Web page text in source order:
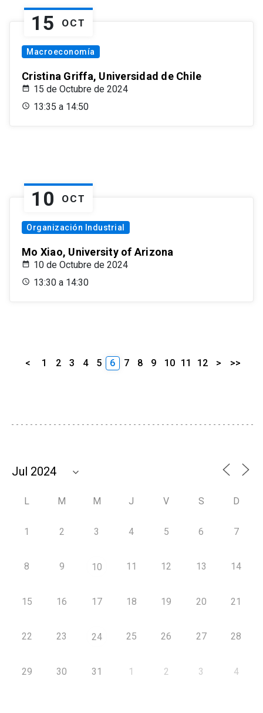
15 OCT
Macroeconomía
Cristina Griffa, Universidad de Chile
15 de Octubre de 2024
13:35 a 14:50
10 OCT
Organización Industrial
Mo Xiao, University of Arizona
10 de Octubre de 2024
13:30 a 14:30
< 1 2 3 4 5 6 7 8 9 10 11 12 > >>
L M M J V S D
1 2 3 4 5 6 7
8 9 10 11 12 13 14
15 16 17 18 19 20 21
22 23 24 25 26 27 28
29 30 31 1 2 3 4